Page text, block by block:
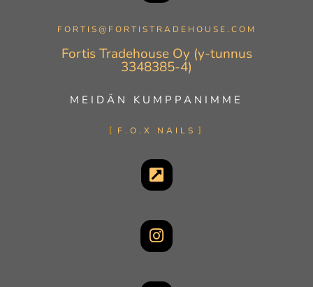
FORTIS@FORTISTRADEHOUSE.COM
Fortis Tradehouse Oy (y-tunnus
3348385-4)
MEIDÄN KUMPPANIMME
F.O.X NAILS